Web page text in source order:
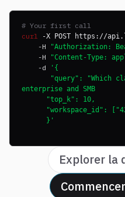
# Your first call
curl
-X POST https://
-H "Authorization:
-H
"Content-Type:
-d
'{
"query": "Which
enterprise and SMB
"top_k": 10,
"workspace_id":
}'
Explorer la